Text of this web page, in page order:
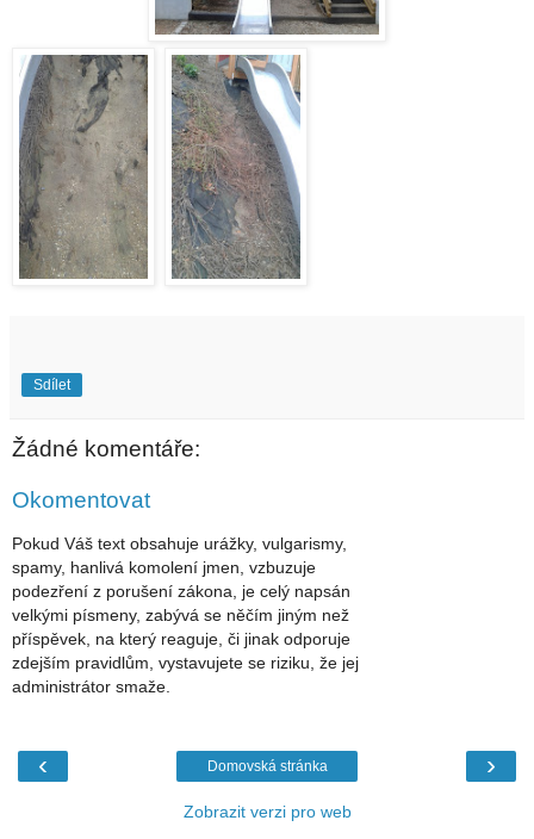
Sdílet
Žádné komentáře:
Okomentovat
Pokud Váš text obsahuje urážky, vulgarismy,
spamy, hanlivá komolení jmen, vzbuzuje
podezření z porušení zákona, je celý napsán
velkými písmeny, zabývá se něčím jiným než
příspěvek, na který reaguje, či jinak odporuje
zdejším pravidlům, vystavujete se riziku, že jej
administrátor smaže.
‹ ›
Domovská stránka
Zobrazit verzi pro web